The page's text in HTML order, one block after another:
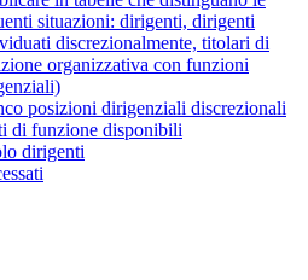
situazioni: dirigenti, dirigenti
discrezionalmente, titolari di
organizzativa con funzioni
posizioni dirigenziali discrezionali
di funzione disponibili
dirigenti